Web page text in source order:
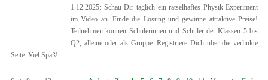
1.12.2025: Schau Dir täglich ein rätselhaftes Physik-Experiment
im Video an. Finde die Lösung und gewinne attraktive Preise!
Teilnehmen können Schülerinnen und Schüler der Klassen 5 bis
Q2, alleine oder als Gruppe. Registriere Dich über die verlinkte
Seite. Viel Spaß!